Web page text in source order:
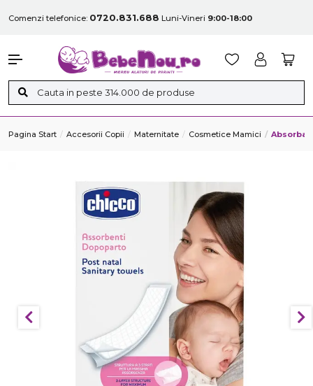
Comenzi telefonice: 0720.831.688 Luni-Vineri 9:00-18:00
Pagina Start Accesorii Copii Maternitate Cosmetice Mamici